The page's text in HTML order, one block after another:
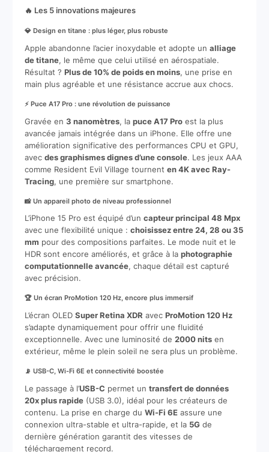
🔥 Les 5 innovations majeures
💎 Design en titane : plus léger, plus robuste
Apple abandonne l’acier inoxydable et adopte un alliage
de titane, le même que celui utilisé en aérospatiale.
Résultat ? Plus de 10% de poids en moins, une prise en
main plus agréable et une résistance accrue aux chocs.
⚡ Puce A17 Pro : une révolution de puissance
Gravée en 3 nanomètres, la puce A17 Proest la plus
avancée jamais intégrée dans un iPhone. Elle offre une
amélioration significative des performances CPU et GPU,
avec des graphismes dignes d’une console. Les jeux AAA
comme Resident Evil Village tournent en 4K avec Ray-
Tracing, une première sur smartphone.
📸 Un appareil photo de niveau professionnel
L’iPhone 15 Pro est équipé d’un capteur principal 48 Mpx
avec une flexibilité unique : choisissez entre 24, 28 ou 35
mm pour des compositions parfaites. Le mode nuit et le
HDR sont encore améliorés, et grâce à la photographie
computationnelle avancée, chaque détail est capturé
avec précision.
🏆 Un écran ProMotion 120 Hz, encore plus immersif
L’écran OLED Super Retina XDR avec ProMotion 120 Hz
s’adapte dynamiquement pour offrir une fluidité
exceptionnelle. Avec une luminosité de 2000 nitsen
extérieur, même le plein soleil ne sera plus un problème.
📡 USB-C, Wi-Fi 6E et connectivité boostée
Le passage à l’USB-C permet un transfert de données
20x plus rapide(USB 3.0), idéal pour les créateurs de
contenu. La prise en charge du Wi-Fi 6Eassure une
connexion ultra-stable et ultra-rapide, et la 5Gde
dernière génération garantit des vitesses de
téléchargement record.